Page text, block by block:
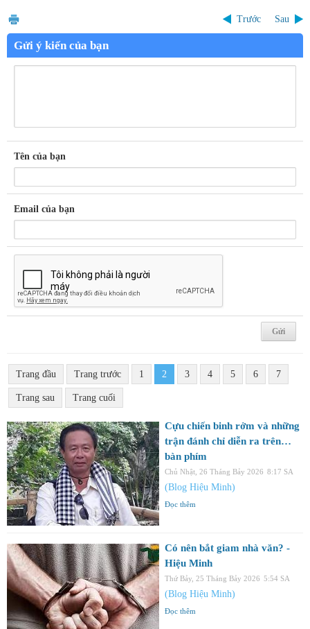
Trước Sau
Gửi ý kiến của bạn
Tên của bạn
Email của bạn
Trang đầu Trang trước 1 2 3 4 5 6 7
Trang sau Trang cuối
Cựu chiến binh rởm và những
trận đánh chỉ diễn ra trên…
bàn phím
Chủ Nhật, 26 Tháng Bảy 2026 8:17 SA
(Blog Hiệu Minh)
Đọc thêm
Có nên bắt giam nhà văn? -
Hiệu Minh
Thứ Bảy, 25 Tháng Bảy 2026 5:54 SA
(Blog Hiệu Minh)
Đọc thêm